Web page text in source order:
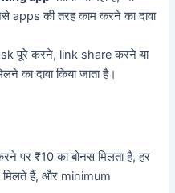
apps की तरह काम करने का दावा
पूरे करने, link share करने या
का दावा किया जाता है।
पर ₹10 का बोनस मिलता है, हर
मिलते हैं, और minimum